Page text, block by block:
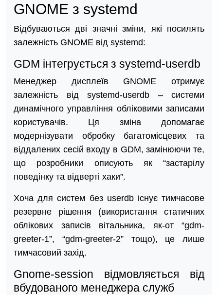
GNOME з systemd
Відбуваються дві значні зміни, які посилять
залежність GNOME від systemd:
GDM інтегрується з systemd-userdb
Менеджер дисплеїв GNOME отримує
залежність від systemd-userdb – системи
динамічного управління обліковими записами
користувачів. Ця зміна допомагає
модернізувати обробку багатомісцевих та
віддалених сесій входу в GDM, замінюючи те,
що розробники описують як “застарілу
поведінку та відверті хаки”.
Хоча для систем без userdb існує тимчасове
резервне рішення (використання статичних
облікових записів вітальника, як-от “gdm-
greeter-1”, “gdm-greeter-2” тощо), це лише
тимчасовий захід.
Gnome-session відмовляється від
вбудованого менеджера служб